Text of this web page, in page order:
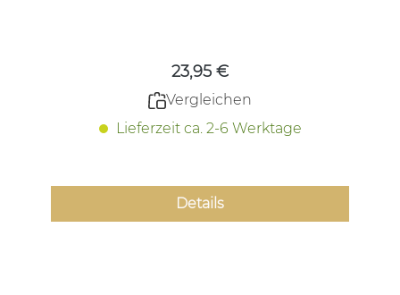
23,95 €
Vergleichen
Lieferzeit ca. 2-6 Werktage
Details